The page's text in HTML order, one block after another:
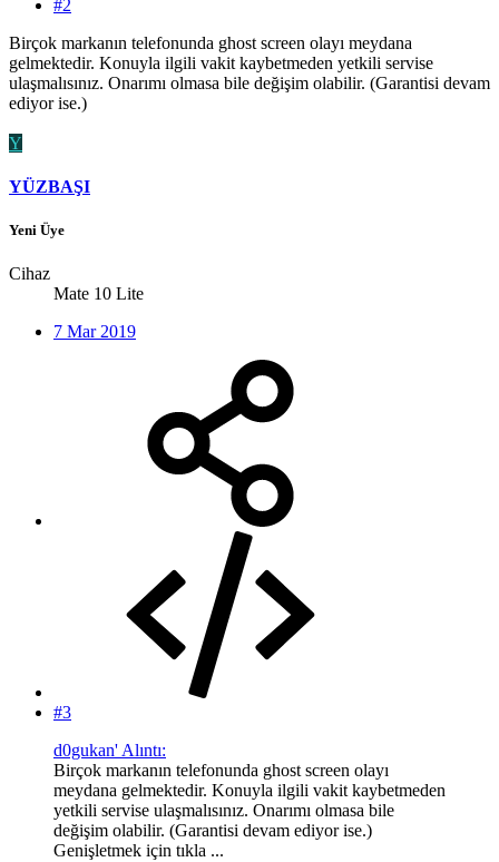
#2
Birçok markanın telefonunda ghost screen olayı meydana
gelmektedir. Konuyla ilgili vakit kaybetmeden yetkili servise
ulaşmalısınız. Onarımı olmasa bile değişim olabilir. (Garantisi devam
ediyor ise.)
Y
YÜZBAŞI
Yeni Üye
Cihaz
Mate 10 Lite
7 Mar 2019
#3
d0gukan' Alıntı:
Birçok markanın telefonunda ghost screen olayı
meydana gelmektedir. Konuyla ilgili vakit kaybetmeden
yetkili servise ulaşmalısınız. Onarımı olmasa bile
değişim olabilir. (Garantisi devam ediyor ise.)
Genişletmek için tıkla ...